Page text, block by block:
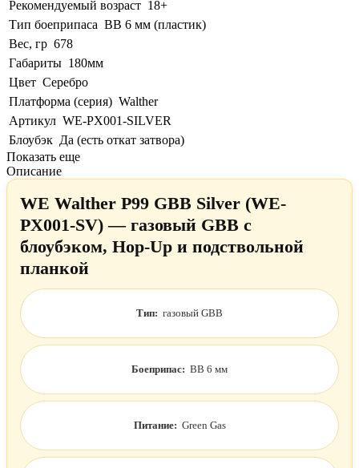
Рекомендуемый возраст 18+
Тип боеприпаса BB 6 мм (пластик)
Вес, гр 678
Габариты 180мм
Цвет Серебро
Платформа (серия) Walther
Артикул WE-PX001-SILVER
Блоубэк Да (есть откат затвора)
Показать еще
Описание
WE Walther P99 GBB Silver (WE-
PX001-SV) — газовый GBB с
блоубэком, Hop-Up и подствольной
планкой
Тип: газовый GBB
Боеприпас: BB 6 мм
Питание: Green Gas